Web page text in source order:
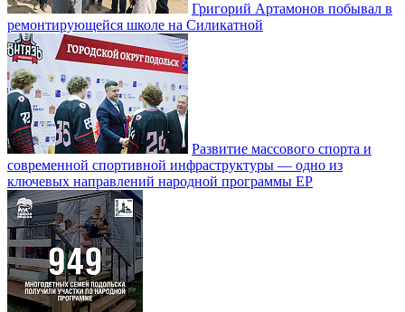
Григорий Артамонов побывал в
ремонтирующейся школе на Силикатной
Развитие массового спорта и
современной спортивной инфраструктуры — одно из
ключевых направлений народной программы ЕР